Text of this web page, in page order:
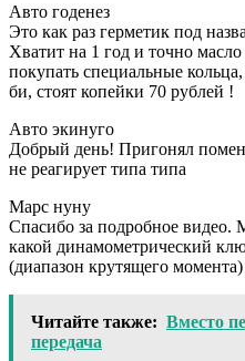
Авто годенез
Это как раз герметик под
Хватит на 1 год и точно
покупать специальные
би, стоят копейки 70 рублей !
Авто экинуго
Добрый день! Пригонял
не реагирует типа типа
Марс нуну
Спасибо за подробное видео.
какой динамометрический
(диапазон крутящего
Читайте также: Вместо
передача